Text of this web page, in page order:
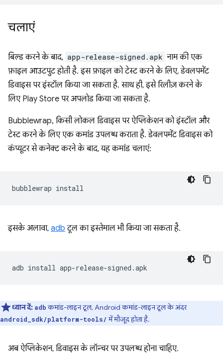
चलाएं
बिल्ड करने के बाद, app-release-signed.apk नाम की एक
फ़ाइल आउटपुट होती है. इस फ़ाइल को टेस्ट करने के लिए, डेवलपमेंट
डिवाइस पर इंस्टॉल किया जा सकता है. साथ ही, इसे रिलीज़ करने के
लिए Play Store पर अपलोड किया जा सकता है.
Bubblewrap, किसी लोकल डिवाइस पर ऐप्लिकेशन को इंस्टॉल और
टेस्ट करने के लिए एक कमांड उपलब्ध कराता है. डेवलपमेंट डिवाइस को
कंप्यूटर से कनेक्ट करने के बाद, यह कमांड चलाएं:
bubblewrap
इसके अलावा, adb टूल का इस्तेमाल भी किया जा सकता है.
adb install
ध्यान दें: adbकमांड-लाइन टूल, Android कमांड-लाइन टूल के अंदर
android_sdk/platform-tools/में मौजूद होता है.
अब ऐप्लिकेशन, डिवाइस के लॉन्चर पर उपलब्ध होना चाहिए.